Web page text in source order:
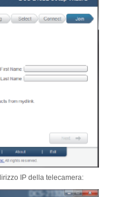
IP della telecamera: